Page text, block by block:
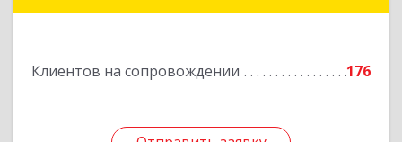
Клиентов на сопровождении 176